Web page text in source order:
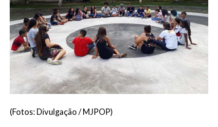
(Fotos: Divulgação / MJPOP)